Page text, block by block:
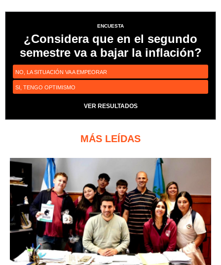
ENCUESTA
¿Considera que en el segundo
semestre va a bajar la inflación?
NO, LA SITUACIÓN VA A EMPEORAR
SI, TENGO OPTIMISMO
VER RESULTADOS
MÁS LEÍDAS